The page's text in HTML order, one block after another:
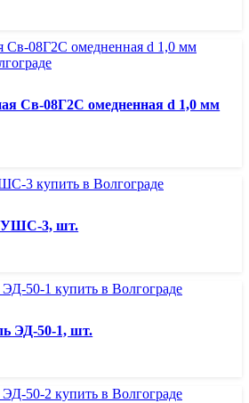
Св-08Г2С омедненная d 1,0 мм
УШС-3, шт.
ЭД-50-1, шт.